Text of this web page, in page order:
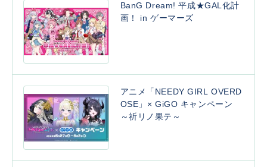
BanG Dream! 平成★GAL化計
画！ in ゲーマーズ
アニメ「NEEDY GIRL OVERD
OSE」× GiGO キャンペーン
～祈リノ果テ～